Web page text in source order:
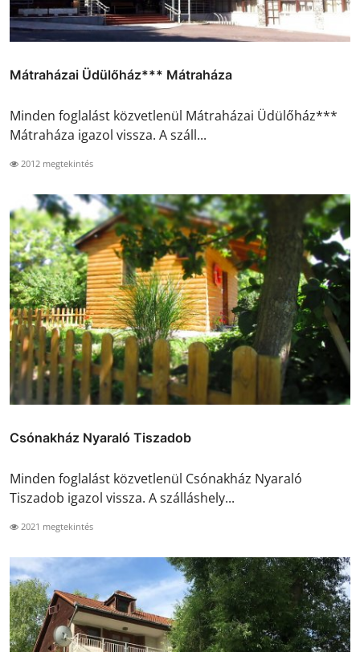
Mátraházai Üdülőház*** Mátraháza
Minden foglalást közvetlenül Mátraházai Üdülőház***
Mátraháza igazol vissza. A száll...
2012 megtekintés
Csónakház Nyaraló Tiszadob
Minden foglalást közvetlenül Csónakház Nyaraló
Tiszadob igazol vissza. A szálláshely...
2021 megtekintés